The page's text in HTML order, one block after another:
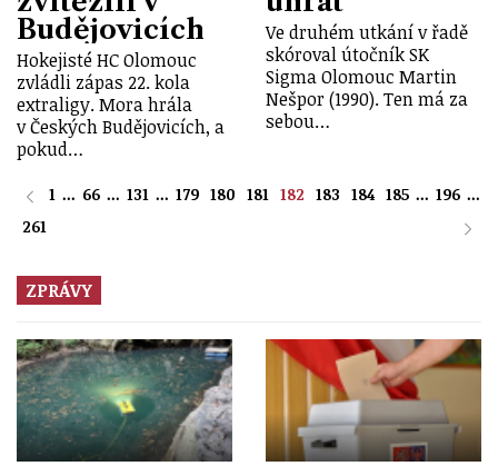
Budějovicích
Hokejisté HC Olomouc
zvládli zápas 22. kola
extraligy. Mora hrála
v Českých Budějovicích, a
pokud…
Ve druhém utkání v řadě
skóroval útočník SK
Sigma Olomouc Martin
Nešpor (1990). Ten má za
sebou…
1 ... 66 ... 131 ... 179 180 181 182 183 184 185 ... 196 ...
261
ZPRÁVY